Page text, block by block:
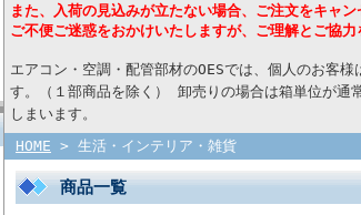
また、入荷の見込みが立たない場合、ご注文をキャ
ご不便ご迷惑をおかけいたしますが、ご理解とご協力
エアコン・空調・配管部材のOESでは、個人のお客
す。（１部商品を除く） 卸売りの場合は箱単位が通
しまいます。
HOME > 生活・インテリア・雑貨
商品一覧